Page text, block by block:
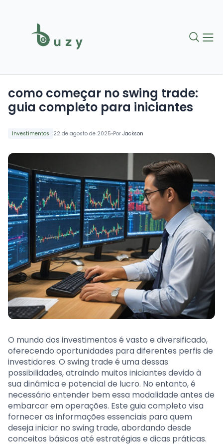
Investimentos 22 de agosto de 2025•Por Jackson
como começar no swing trade:
guia completo para iniciantes
O mundo dos investimentos é vasto e diversificado,
oferecendo oportunidades para diferentes perfis de
investidores. O swing trade é uma dessas
possibilidades, atraindo muitos iniciantes devido à
sua dinâmica e potencial de lucro. No entanto, é
necessário entender bem essa modalidade antes de
embarcar em operações. Este guia completo visa
fornecer as informações essenciais para quem
deseja iniciar no swing trade, abordando desde
conceitos básicos até estratégias e dicas práticas.